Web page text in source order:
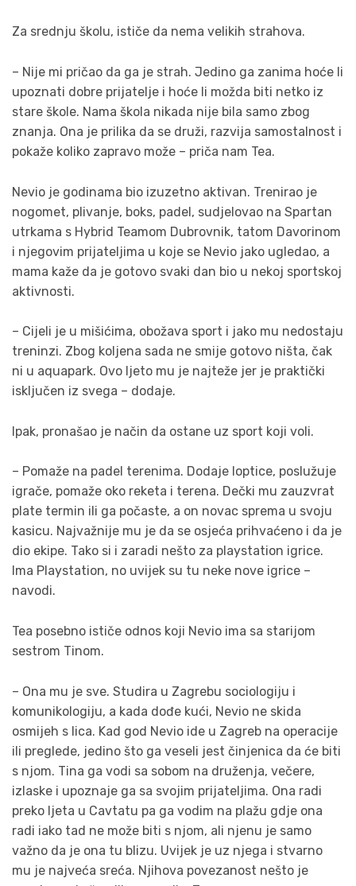
Za srednju školu, ističe da nema velikih strahova.
– Nije mi pričao da ga je strah. Jedino ga zanima hoće li
upoznati dobre prijatelje i hoće li možda biti netko iz
stare škole. Nama škola nikada nije bila samo zbog
znanja. Ona je prilika da se druži, razvija samostalnost i
pokaže koliko zapravo može – priča nam Tea.
Nevio je godinama bio izuzetno aktivan. Trenirao je
nogomet, plivanje, boks, padel, sudjelovao na Spartan
utrkama s Hybrid Teamom Dubrovnik, tatom Davorinom
i njegovim prijateljima u koje se Nevio jako ugledao, a
mama kaže da je gotovo svaki dan bio u nekoj sportskoj
aktivnosti.
– Cijeli je u mišićima, obožava sport i jako mu nedostaju
treninzi. Zbog koljena sada ne smije gotovo ništa, čak
ni u aquapark. Ovo ljeto mu je najteže jer je praktički
isključen iz svega – dodaje.
Ipak, pronašao je način da ostane uz sport koji voli.
– Pomaže na padel terenima. Dodaje loptice, poslužuje
igrače, pomaže oko reketa i terena. Dečki mu zauzvrat
plate termin ili ga počaste, a on novac sprema u svoju
kasicu. Najvažnije mu je da se osjeća prihvaćeno i da je
dio ekipe. Tako si i zaradi nešto za playstation igrice.
Ima Playstation, no uvijek su tu neke nove igrice –
navodi.
Tea posebno ističe odnos koji Nevio ima sa starijom
sestrom Tinom.
– Ona mu je sve. Studira u Zagrebu sociologiju i
komunikologiju, a kada dođe kući, Nevio ne skida
osmijeh s lica. Kad god Nevio ide u Zagreb na operacije
ili preglede, jedino što ga veseli jest činjenica da će biti
s njom. Tina ga vodi sa sobom na druženja, večere,
izlaske i upoznaje ga sa svojim prijateljima. Ona radi
preko ljeta u Cavtatu pa ga vodim na plažu gdje ona
radi iako tad ne može biti s njom, ali njenu je samo
važno da je ona tu blizu. Uvijek je uz njega i stvarno
mu je najveća sreća. Njihova povezanost nešto je